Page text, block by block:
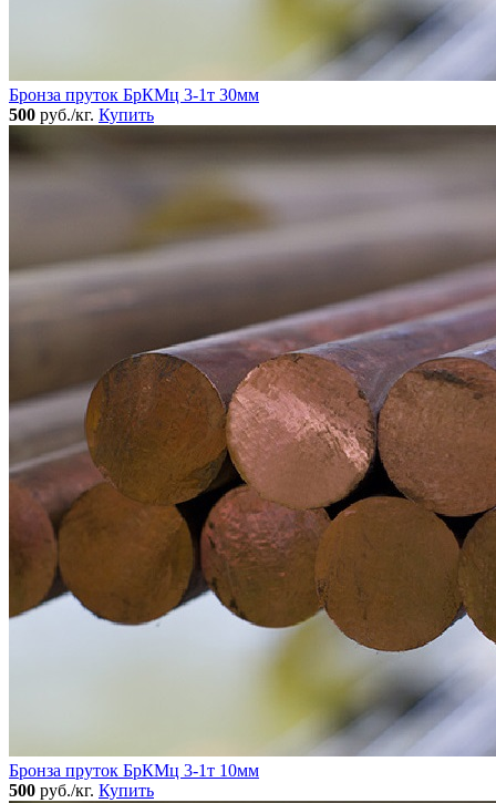
Бронза пруток БрКМц 3-1т 30мм
500 руб./кг. Купить
Бронза пруток БрКМц 3-1т 10мм
500 руб./кг. Купить